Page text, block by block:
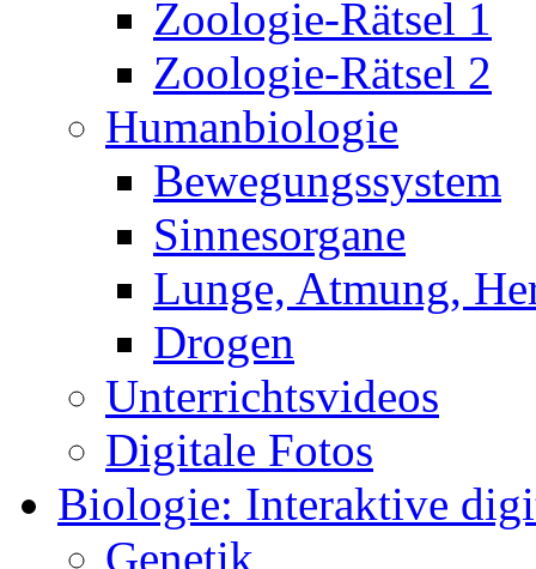
Zoologie-Rätsel 1
Zoologie-Rätsel 2
Humanbiologie
Bewegungssystem
Sinnesorgane
Lunge, Atmung,
Drogen
Unterrichtsvideos
Digitale Fotos
Biologie: Interaktive
Genetik